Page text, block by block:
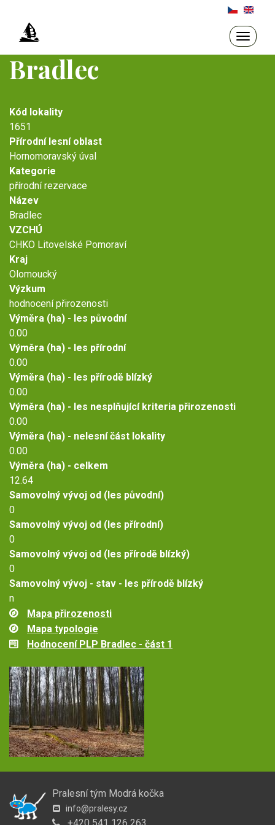
hlavnímu
Toggle
Bradlec
Kód lokality
1651
Přírodní lesní oblast
Hornomoravský úval
Kategorie
přírodní rezervace
Název
Bradlec
VZCHÚ
CHKO Litovelské Pomoraví
Kraj
Olomoucký
Výzkum
hodnocení přirozenosti
Výměra (ha) - les původní
0.00
Výměra (ha) - les přírodní
0.00
Výměra (ha) - les přírodě blízký
0.00
Výměra (ha) - les nesplňující kriteria přirozenosti
0.00
Výměra (ha) - nelesní část lokality
0.00
Výměra (ha) - celkem
12.64
Samovolný vývoj od (les původní)
0
Samovolný vývoj od (les přírodní)
0
Samovolný vývoj od (les přírodě blízký)
0
Samovolný vývoj - stav - les přírodě blízký
n
Mapa přirozenosti
Mapa typologie
Hodnocení PLP Bradlec - část 1
Pralesní tým Modrá kočka
info@pralesy.cz